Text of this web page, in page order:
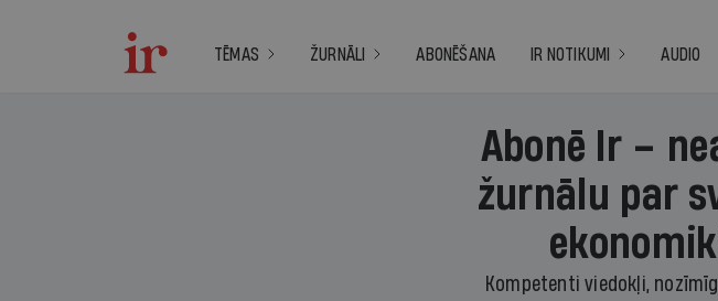
TĒMAS ŽURNĀLI ABONĒŠANA IR NOTIKUMI AUDIO
Abonē Ir –
žurnālu par
Kompetenti viedokļi,